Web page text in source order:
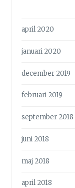
april 2020
januari 2020
december 2019
februari 2019
september 2018
juni 2018
maj 2018
april 2018